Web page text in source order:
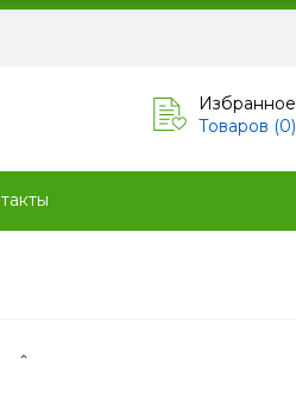
Избранное
Товаров (0)